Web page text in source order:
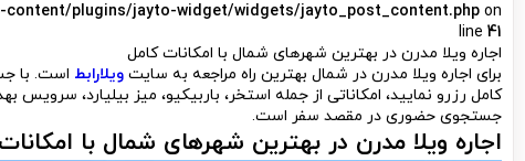
plugins/jayto-widget/widgets/jayto_post_content.php on
line 41
اجاره ویلا مدرن در بهترین شهرهای شمال با امکانات کامل
برای اجاره ویلا مدرن در شمال بهترین راه مراجعه به سایت ویلارابط است. با
کامل رزرو نمایید، امکاناتی از جمله استخر، باربیکیو، میز بیلیارد،
جستجوی حضوری در مقصد سفر است.
اجاره ویلا مدرن در بهترین شهرهای شمال با